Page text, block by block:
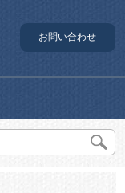
お問い合わせ